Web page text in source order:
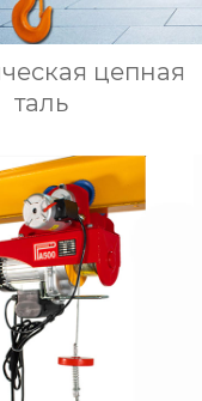
цепная
таль